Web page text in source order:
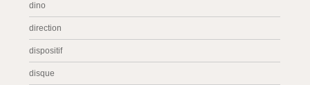
dino
direction
dispositif
disque